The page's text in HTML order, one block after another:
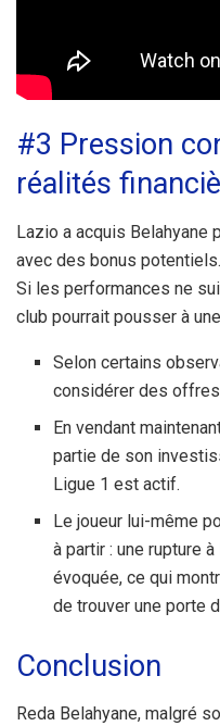
#3 Pression
réalités
Lazio a acquis Belahyane
avec des bonus potentiels.
Si les performances ne
club pourrait pousser à
Selon certains
considérer des
En vendant
partie de son
Ligue 1 est actif.
Le joueur lui-même
à partir : une rupture
évoquée, ce qui
de trouver une porte
Conclusion
Reda Belahyane, malgré